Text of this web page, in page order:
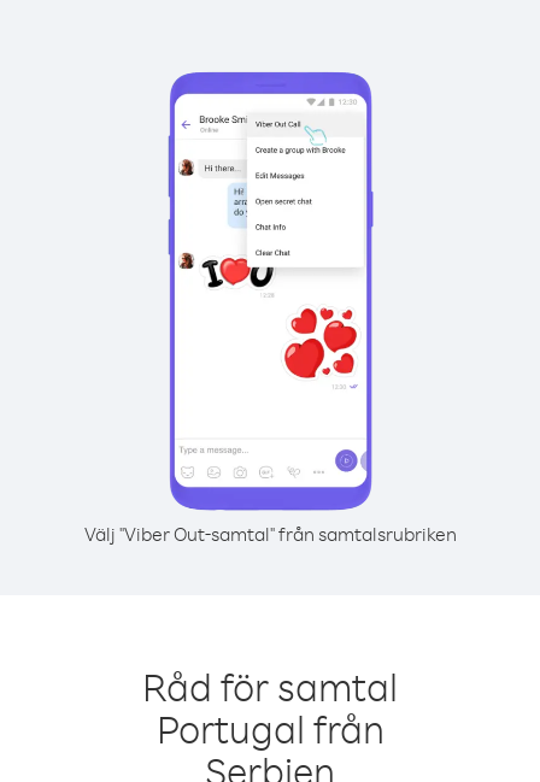
Välj "Viber Out-samtal" från samtalsrubriken
Råd för samtal
Portugal från
Serbien